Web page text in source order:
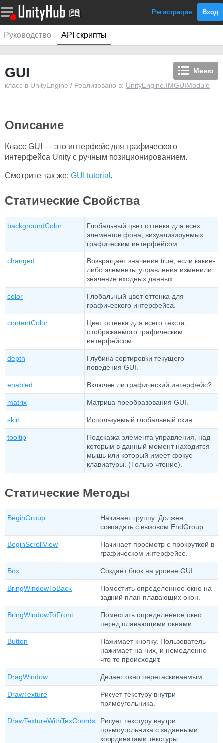
Регистрация Вход
Руководство API скрипты
Меню
GUI
класс в UnityEngine / Реализовано в: UnityEngine.IMGUIModule
Описание
Класс GUI — это интерфейс для графического
интерфейса Unity с ручным позиционированием.
Смотрите так же: GUI tutorial .
Статические Свойства
backgroundColor
Глобальный цвет оттенка для всех
элементов фона, визуализируемых
графическим интерфейсом.
changed
Возвращает значение true, если какие-
либо элементы управления изменили
значение входных данных.
color
Глобальный цвет оттенка для
графического интерфейса.
contentColor
Цвет оттенка для всего текста,
отображаемого графическим
интерфейсом.
depth
Глубина сортировки текущего
поведения GUI.
enabled Включен ли графический интерфейс?
matrix Матрица преобразования GUI.
skin Используемый глобальный скин.
tooltip
Подсказка элемента управления, над
которым в данный момент находится
мышь или который имеет фокус
клавиатуры. (Только чтение).
Статические Методы
BeginGroup
Начинает группу. Должен
совпадать с вызовом EndGroup.
BeginScrollView
Начинает просмотр с прокруткой в
​​графическом интерфейсе.
Box Создаёт блок на уровне GUI.
BringWindowToBack
Поместить определенное окно на
задний план плавающих окон.
BringWindowToFront
Поместить определенное окно
перед плавающими окнами.
Button
Нажимает кнопку. Пользователь
нажимает на них, и немедленно
что-то происходит.
DragWindow Делает окно перетаскиваемым.
DrawTexture
Рисует текстуру внутри
прямоугольника.
DrawTextureWithTexCoords
Рисует текстуру внутри
прямоугольника с заданными
координатами текстуры.